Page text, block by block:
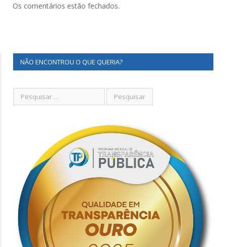
Os comentários estão fechados.
NÃO ENCONTROU O QUE QUERIA?